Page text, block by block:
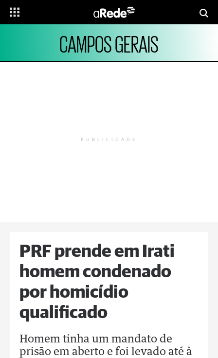
CAMPOS GERAIS
PUBLICIDADE
PRF prende em Irati
homem condenado
por homicídio
qualificado
Homem tinha um mandato de
prisão em aberto e foi levado até à